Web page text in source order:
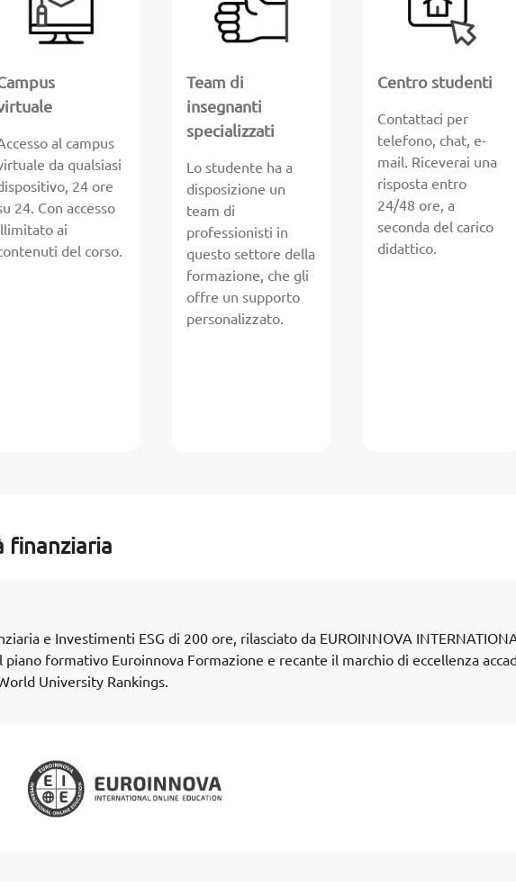
al campus
da qualsiasi
24 ore
24. Con accesso
ai
del corso.
Team di
insegnanti
specializzati
Lo studente ha a
disposizione un
team di
professionisti in
questo settore della
formazione, che gli
offre un supporto
personalizzato.
Centro studenti
Contattaci per
telefono, chat, e-
mail. Riceverai una
risposta entro
24/48 ore, a
seconda del carico
didattico.
finanziaria
e Investimenti ESG di 200 ore, rilasciato da EUROINNOVA
piano formativo Euroinnova Formazione e recante il marchio di eccellenza
University Rankings.